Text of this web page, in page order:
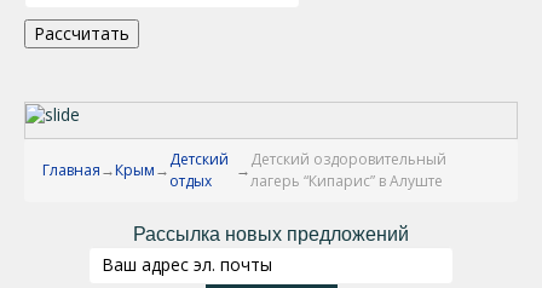
Рассчитать
Главная Крым
Детский
отдых
Детский оздоровительный
лагерь “Кипарис” в Алуште
Рассылка новых предложений